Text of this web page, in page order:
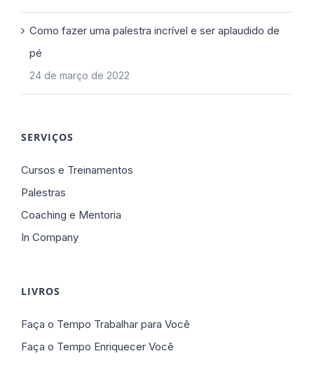
Como fazer uma palestra incrível e ser aplaudido de
pé
24 de março de 2022
SERVIÇOS
Cursos e Treinamentos
Palestras
Coaching e Mentoria
In Company
LIVROS
Faça o Tempo Trabalhar para Você
Faça o Tempo Enriquecer Você